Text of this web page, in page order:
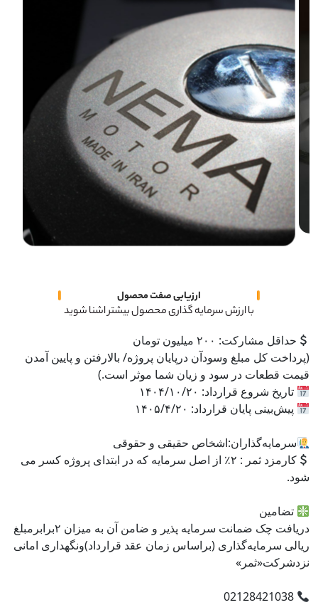
ارزیابی صفت محصول
با ارزش سرمایه گذاری محصول بیشتر اشنا شوید
حداقل مشارکت: ۲۰۰ میلیون تومان
(پرداخت کل مبلغ وسودآن درپایان پروژه/ بالارفتن و پایین آمدن
قیمت قطعات در سود و زیان شما موثر است.)
تاریخ شروع قرارداد: ۱۴۰۴/۱۰/۲۰
پیش‌بینی پایان قرارداد: ۱۴۰۵/۴/۲۰
سرمایه‌گذاران:اشخاص حقیقی و حقوقی
کارمزد ثمر : ۲٪ از اصل سرمایه که در ابتدای پروژه کسر می
شود.
تضامین
دریافت چک ضمانت سرمایه پذیر و ضامن آن به میزان ۲برابرمبلغ
ریالی سرمایه‌گذاری (براساس زمان عقد قرارداد)ونگهداری امانی
نزدشرکت«ثمر»
02128421038